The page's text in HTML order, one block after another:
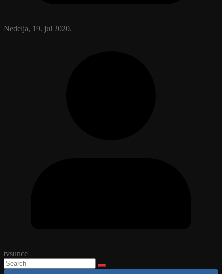
Nedelja, 19. jul 2020.
tvsunce